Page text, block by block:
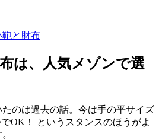
鞄と財布
は、人気メゾンで選
のは過去の話。今は手の平サイズ
OK！ というスタンスのほうがよ